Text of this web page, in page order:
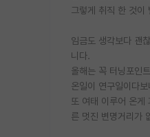
그렇게 취직 한 것
임금도 생각보다 괜
니다.
올해는 꼭 터닝포인
온일이 연구일이다
또 여태 이루어 온게
른 멋진 변명거리가